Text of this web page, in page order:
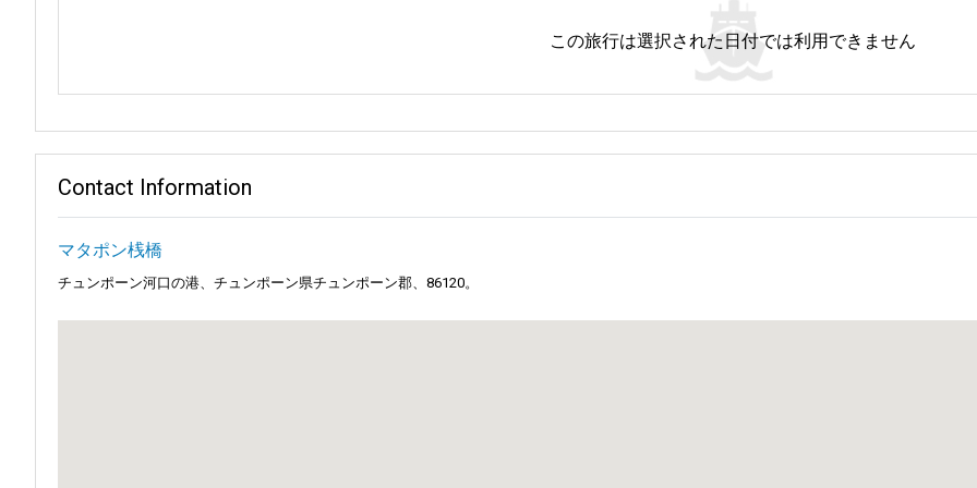
静かな公園から息をのむような絶景まで、ラン・スアンは豊かな自然体験をお約束します。 都会の喧騒から逃れることができます。 トレッ
マタフォン桟橋から出発し、豊かな文化と美しい景観に恵まれた隣接するスラタニ県まで足を延ばしてみましょう。 癒しを求める人には、
サラのパウダーサンドと穏やかな波が特徴の静かなビーチは、リラックスに最適な場所です。 探索する目的地:タオ島:その澄んだ海に飛び込
い声と音楽が響き渡り、地元の人々にも観光客にも忘れられない一日となります。
ができます。 静かな場所をお探しなら、ハット・トゥン・ウア・レアンは静かなビーチです。 穏やかな時間を過ごすのに最適です。
を旅行する際には、マタフォン桟橋を頼れるガイドとして考えてみてください。素晴らしい冒険と思い出への道を示してくれます。
この旅行は選択された日付では利用できません
Contact Information
マタポン桟橋
チュンポーン河口の港、チュンポーン県チュンポーン郡、86120。